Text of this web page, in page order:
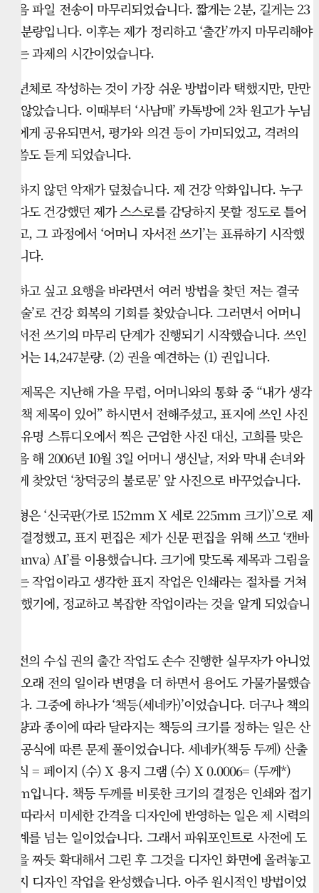
녹음 파일 전송이 마무리되었습니다. 짧게는 2분, 길게는 23
분 분량입니다. 이후는 제가 정리하고 ‘출간’까지 마무리해야
하는 과제의 시간이었습니다.
편년체로 작성하는 것이 가장 쉬운 방법이라 택했지만, 만만
치 않았습니다. 이때부터 ‘사남매’ 카톡방에 2차 원고가 누님
들에게 공유되면서, 평가와 의견 등이 가미되었고, 격려의
말씀도 듣게 되었습니다.
뜻하지 않던 악재가 덮쳤습니다. 제 건강 악화입니다. 누구
보다도 건강했던 제가 스스로를 감당하지 못할 정도로 틀어
졌고, 그 과정에서 ‘어머니 자서전 쓰기’는 표류하기 시작했
습니다.
피하고 싶고 요행을 바라면서 여러 방법을 찾던 저는 결국
‘수술’로 건강 회복의 기회를 찾았습니다. 그러면서 어머니
자서전 쓰기의 마무리 단계가 진행되기 시작했습니다. 쓰인
단어는 14,247분량. (2) 권을 예견하는 (1) 권입니다.
책 제목은 지난해 가을 무렵, 어머니와의 통화 중 “내가 생각
한 책 제목이 있어” 하시면서 전해주셨고, 표지에 쓰인 사진
은 유명 스튜디오에서 찍은 근엄한 사진 대신, 고희를 맞은
다음 해 2006년 10월 3일 어머니 생신날, 저와 막내 손녀와
함께 찾았던 ‘창덕궁의 불로문’ 앞 사진으로 바꾸었습니다.
판형은 ‘신국판(가로 152mm X 세로 225mm 크기)’으로 제
가 결정했고, 표지 편집은 제가 신문 편집을 위해 쓰고 ‘캔바
(Canva) AI’를 이용했습니다. 크기에 맞도록 제목과 그림을
얹는 작업이라고 생각한 표지 작업은 인쇄라는 절차를 거쳐
야 했기에, 정교하고 복잡한 작업이라는 것을 알게 되었습니
이전의 수십 권의 출간 작업도 손수 진행한 실무자가 아니었
고 오래 전의 일이라 변명을 더 하면서 용어도 가물가물했습
니다. 그중에 하나가 ‘책등(세네카)’이었습니다. 더구나 책의
분량과 종이에 따라 달라지는 책등의 크기를 정하는 일은 산
수 공식에 따른 문제 풀이었습니다. 세네카(책등 두께) 산출
공식 = 페이지 (수) X 용지 그램 (수) X 0.0006= (두께*)
mm입니다. 책등 두께를 비롯한 크기의 결정은 인쇄와 접기
에 따라서 미세한 간격을 디자인에 반영하는 일은 제 시력의
한계를 넘는 일이었습니다. 그래서 파워포인트로 사전에 도
면을 짜듯 확대해서 그린 후 그것을 디자인 화면에 올려놓고
표지 디자인 작업을 완성했습니다. 아주 원시적인 방법이었